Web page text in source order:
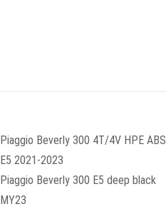
Piaggio Beverly 300 4T/4V HPE ABS
E5 2021-2023
Piaggio Beverly 300 E5 deep black
MY23